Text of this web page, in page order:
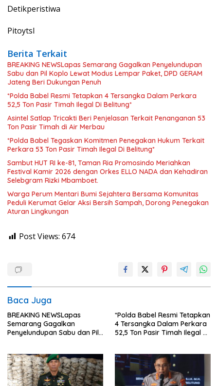
Detikperistiwa
Pitoytsl
Berita Terkait
BREAKING NEWSLapas Semarang Gagalkan Penyelundupan
Sabu dan Pil Koplo Lewat Modus Lempar Paket, DPD GERAM
Jateng Beri Dukungan Penuh
*Polda Babel Resmi Tetapkan 4 Tersangka Dalam Perkara
52,5 Ton Pasir Timah Ilegal Di Belitung*
Asintel Satlap Tricakti Beri Penjelasan Terkait Penanganan 53
Ton Pasir Timah di Air Merbau
*Polda Babel Tegaskan Komitmen Penegakan Hukum Terkait
Perkara 53 Ton Pasir Timah Ilegal Di Belitung*
Sambut HUT RI ke-81, Taman Ria Promosindo Meriahkan
Festival Kamir 2026 dengan Orkes ELLO NADA dan Kehadiran
Selebgram Rizki Mbamboet.
Warga Perum Mentari Bumi Sejahtera Bersama Komunitas
Peduli Kerumat Gelar Aksi Bersih Sampah, Dorong Penegakan
Aturan Lingkungan
Post Views: 674
Baca Juga
BREAKING NEWSLapas
Semarang Gagalkan
Penyelundupan Sabu dan Pil
Beri Dukungan Penuh
*Polda Babel Resmi Tetapkan
4 Tersangka Dalam Perkara
52,5 Ton Pasir Timah Ilegal Di